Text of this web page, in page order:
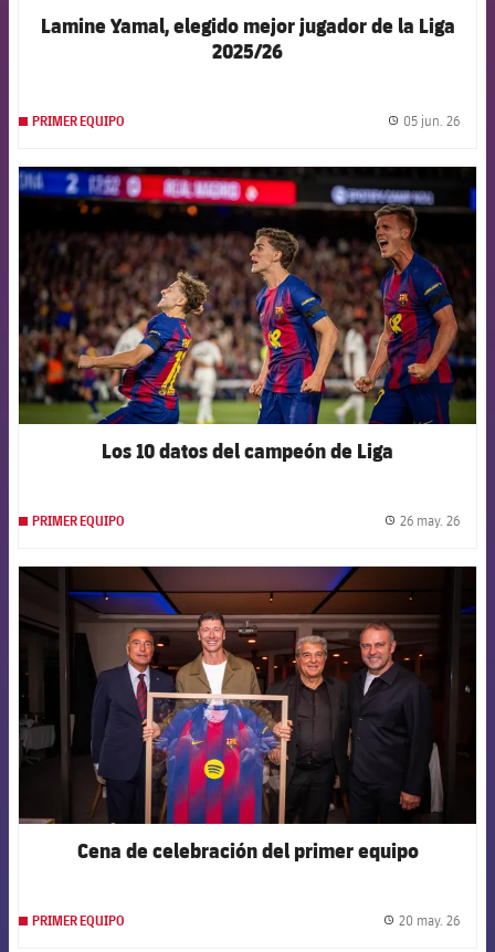
Lamine Yamal, elegido mejor jugador de la Liga
2025/26
PRIMER EQUIPO 05 jun. 26
FCB Barcelona badge
Los 10 datos del campeón de Liga
PRIMER EQUIPO 26 may. 26
FCB Barcelona badge
Cena de celebración del primer equipo
PRIMER EQUIPO 20 may. 26